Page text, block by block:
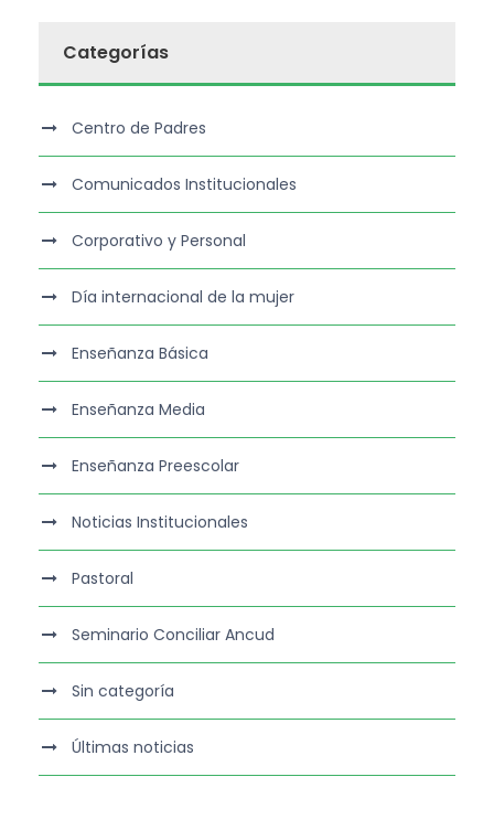
Categorías
Centro de Padres
Comunicados Institucionales
Corporativo y Personal
Día internacional de la mujer
Enseñanza Básica
Enseñanza Media
Enseñanza Preescolar
Noticias Institucionales
Pastoral
Seminario Conciliar Ancud
Sin categoría
Últimas noticias